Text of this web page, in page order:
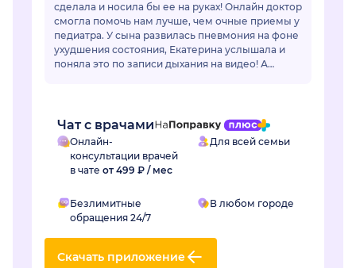
сделала и носила бы ее на руках! Онлайн доктор
смогла помочь нам лучше, чем очные приемы у
педиатра. У сына развилась пневмония на фоне
ухудшения состояния, Екатерина услышала и
поняла это по записи дыхания на видео! А
Чат с врачами
Онлайн-
консультации врачей
в чате от 499 ₽ / мес
Для всей семьи
Безлимитные
обращения 24/7
В любом городе
Скачать приложение